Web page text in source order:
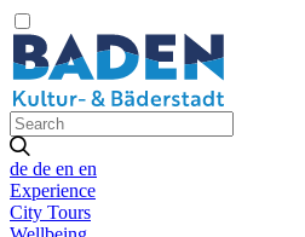
de de en en
Experience
City Tours